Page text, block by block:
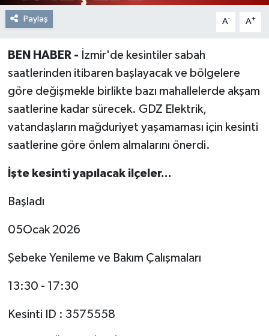
Paylaş A- A+
BEN HABER - İzmir'de kesintiler sabah
saatlerinden itibaren başlayacak ve bölgelere
göre değişmekle birlikte bazı mahallelerde akşam
saatlerine kadar sürecek. GDZ Elektrik,
vatandaşların mağduriyet yaşamaması için kesinti
saatlerine göre önlem almalarını önerdi.
İşte kesinti yapılacak ilçeler...
Başladı
05Ocak 2026
Şebeke Yenileme ve Bakım Çalışmaları
13:30 - 17:30
Kesinti ID : 3575558